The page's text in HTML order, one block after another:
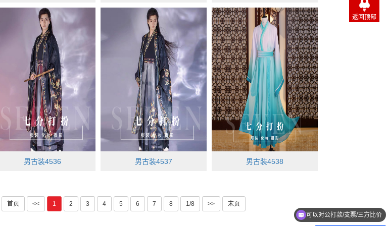
男古装4536 男古装4537 男古装4538
首页 << 1 2 3 4 5 6 7 8 1/8 >> 末页
返回顶部
可以对公打款/支票/三方比价